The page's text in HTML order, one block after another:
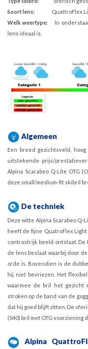
Soort lens: QuattroFlex Lite
Welk weertype: In
lens ideaal is.
Algemeen
Een breed gezichtsveld,
uitstekende prijs/
Alpina Scarabeo Q-Lite OTG
deze small/medium-fit skibril
De techniek
Deze witte Alpina Scarabeo
heeft de fijne QuatroFlex
contrastrijk beeld ontstaat. De
de lens beslaat waarbij door
orde is. Bovendien is de
hij niet bevriezen. Het
waarmee de bril het gezicht
stroken op de band van de
dat hij goed blijft zitten. De
(S40) bril met OTG voorziening
Alpina